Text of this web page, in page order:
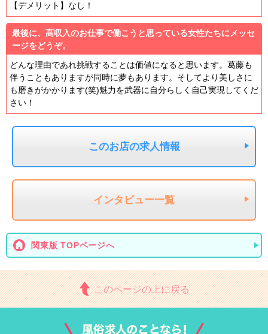
【デメリット】なし！
最後に、高収入のお仕事で働こうと思っている女性たちにメッセ
ージをどうぞ。
どんな理由であれ挑戦することは価値になると思います。葛藤も
伴うこともありますが同時に夢もあります。そしてより美しさに
も磨きがかかります(笑)魅力を武器に自分らしく自己実現してくだ
さい！
このお店の求人情報
インタビュー一覧
関東版 TOPページへ
このページの上に戻る